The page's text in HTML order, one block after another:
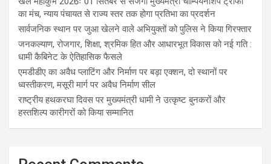
का मंच, न्याय पंचायत से राज्य स्तर तक होगा प्रतिभा का प्रदर्शन
सार्वजनिक स्थान पर जुआ खेलने वाले अभियुक्तों को पुलिस ने किया गिरफ्तार
जनकल्याण, रोजगार, शिक्षा, श्रमिक हित और आधारभूत विकास को नई गति :
धामी कैबिनेट के ऐतिहासिक फैसले
एमडीडीए का अवैध प्लाटिंग और निर्माण पर बड़ा एक्शन, दो स्थानों पर
ध्वस्तीकरण, मसूरी मार्ग पर अवैध निर्माण सील
राष्ट्रीय हथकरघा दिवस पर मुख्यमंत्री धामी ने उत्कृष्ट बुनकरों और
हस्तशिल्प कारीगरों को किया सम्मानित